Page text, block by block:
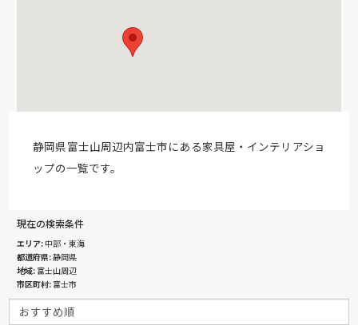
静岡県富士山周辺内富士市にある家具屋・インテリアショ
ップの一覧です。
現在の検索条件
エリア 中部・東海
都道府県 静岡県
地域 富士山周辺
市区町村 富士市